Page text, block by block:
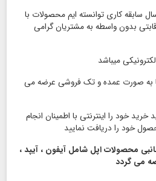
مفتخریم که با بیش از 19 سال سابقه کاری توانسته ایم محصولات با
بدون واسطه به مشتریان گرامی
میباشد
به صورت عمده و تک فروشی عرضه می
میتوانید خرید خود را اینترنتی با اطمینان انجام
خود را دریافت نمایید
محصولات اپل شامل آیفون ، آیپد ،
می گردد